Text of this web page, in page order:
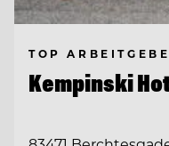
TOP
Kempinski